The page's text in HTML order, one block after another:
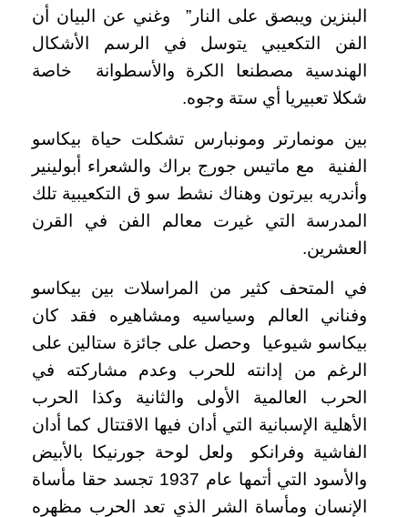
البنزين ويبصق على النار” وغني عن البيان أن
الفن التكعيبي يتوسل في الرسم الأشكال
الهندسية مصطنعا الكرة والأسطوانة خاصة
شكلا تعبيريا أي ستة وجوه.
بين مونمارتر ومونبارس تشكلت حياة بيكاسو
الفنية مع ماتيس جورج براك والشعراء أبولينير
وأندريه بيرتون وهناك نشط سو ق التكعيبية تلك
المدرسة التي غيرت معالم الفن في القرن
العشرين.
في المتحف كثير من المراسلات بين بيكاسو
وفناني العالم وسياسيه ومشاهيره فقد كان
بيكاسو شيوعيا وحصل على جائزة ستالين على
الرغم من إدانته للحرب وعدم مشاركته في
الحرب العالمية الأولى والثانية وكذا الحرب
الأهلية الإسبانية التي أدان فيها الاقتتال كما أدان
الفاشية وفرانكو ولعل لوحة جورنيكا بالأبيض
والأسود التي أتمها عام 1937 تجسد حقا مأساة
الإنسان ومأساة الشر الذي تعد الحرب مظهره